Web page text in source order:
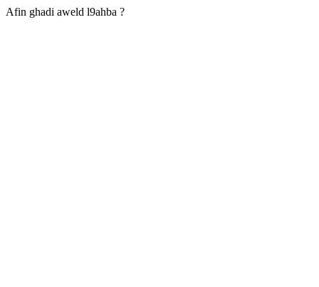
Afin ghadi aweld l9ahba ?